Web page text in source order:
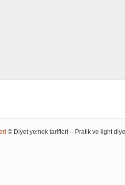
© Diyet yemek tarifleri – Pratik ve light